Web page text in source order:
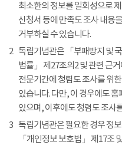
최소한의 정보를 일회성으로
신청서 등에 만족도 조사 내용
거부하실 수 있습니다.
2 독립기념관은 「부패방지 및
법률」 제27조의2 및 관련 근
전문기간에 청렴도 조사를 위
있습니다. 다만, 이 경우에도
있으며, 이후에도 청렴도 조사
3 독립기념관은 필요한 경우 정
「개인정보 보호법」 제17조